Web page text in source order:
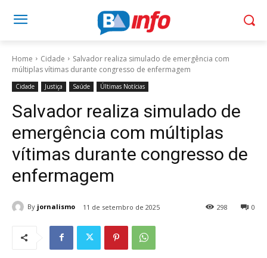
Home Cidade
Salvador realiza simulado de emergência com
múltiplas vítimas durante congresso de enfermagem
Cidade Justiça Saúde Últimas Notícias
Salvador realiza simulado de
emergência com múltiplas
vítimas durante congresso de
enfermagem
By jornalismo 11 de setembro de 2025 0
298